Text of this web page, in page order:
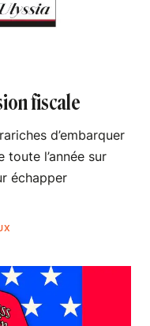
fiscale
d’embarquer
l’année sur
échapper